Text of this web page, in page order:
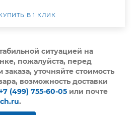
В 1 КЛИК
ситуацией на
пожалуйста, перед
уточняйте стоимость
возможность доставки
(499) 755-60-05 или почте
.